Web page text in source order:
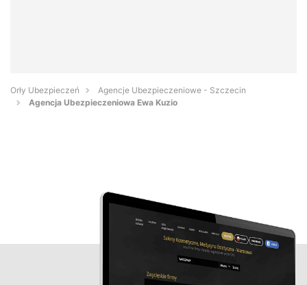
Orły Ubezpieczeń
Agencje Ubezpieczeniowe - Szczecin
Agencja Ubezpieczeniowa Ewa Kuzio